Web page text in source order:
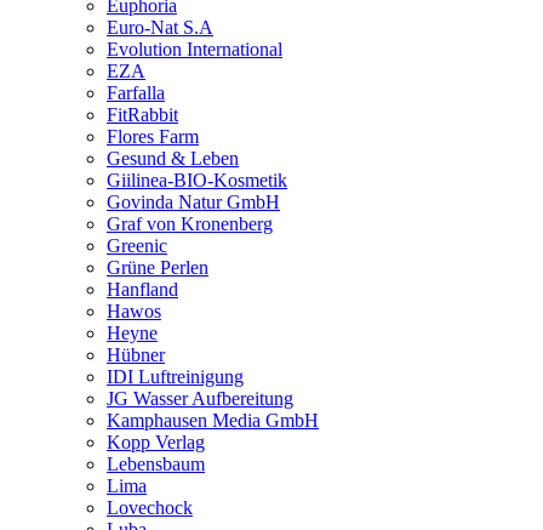
Euphoria
Euro-Nat S.A
Evolution International
EZA
Farfalla
FitRabbit
Flores Farm
Gesund & Leben
Giilinea-BIO-Kosmetik
Govinda Natur GmbH
Graf von Kronenberg
Greenic
Grüne Perlen
Hanfland
Hawos
Heyne
Hübner
IDI Luftreinigung
JG Wasser Aufbereitung
Kamphausen Media GmbH
Kopp Verlag
Lebensbaum
Lima
Lovechock